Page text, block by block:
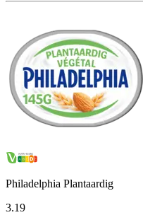
Philadelphia Plantaardig
3.19